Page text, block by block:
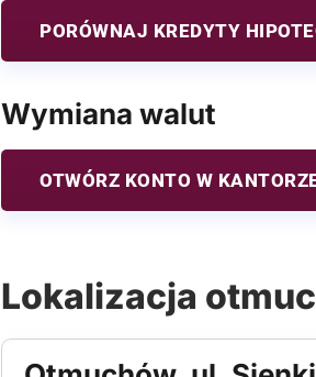
PORÓWNAJ KREDYTY
Wymiana walut
OTWÓRZ KONTO W
Lokalizacja